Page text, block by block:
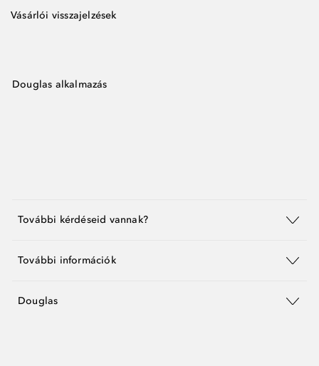
Vásárlói visszajelzések
Douglas alkalmazás
További kérdéseid vannak?
További információk
Douglas